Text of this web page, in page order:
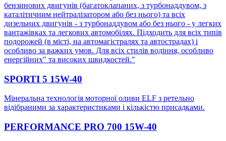
бензинових двигунів (багатоклапаних, з турбонаддувом, з
каталітичним нейтралізатором або без нього) та всіх
дизельних двигунів - з турбонаддувом або без нього - у легких
вантажівках та легкових автомобілях. Підходить для всіх типів
подорожей (в місті, на автомагістралях та автострадах) і
особливо за важких умов. Для всіх стилів водіння, особливо
енергійних" та високих швидкостей."
SPORTI 5 15W-40
Мінеральна технологія моторної оливи ELF з ретельно
відібраними за характеристиками і кількістю присадками.
PERFORMANCE PRO 700 15W-40